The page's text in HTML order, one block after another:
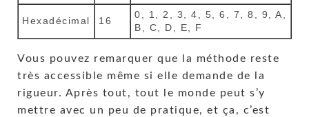
Hexadécimal 16
0, 1, 2, 3, 4, 5, 6, 7, 8, 9, A,
B, C, D, E, F
Vous pouvez remarquer que la méthode reste
très accessible même si elle demande de la
rigueur. Après tout, tout le monde peut s’y
mettre avec un peu de pratique, et ça, c’est